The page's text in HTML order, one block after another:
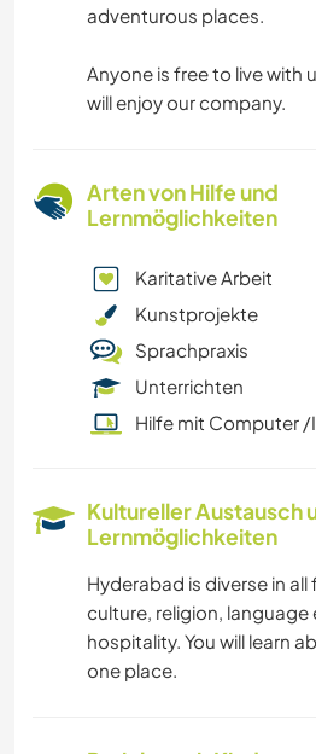
adventurous places.
Anyone is free to live with
will enjoy our company.
Arten von Hilfe und
Lernmöglichkeiten
Karitative Arbeit
Kunstprojekte
Sprachpraxis
Unterrichten
Hilfe mit Computer
Kultureller Austausch
Lernmöglichkeiten
Hyderabad is diverse in
culture, religion,
hospitality. You will learn
one place.